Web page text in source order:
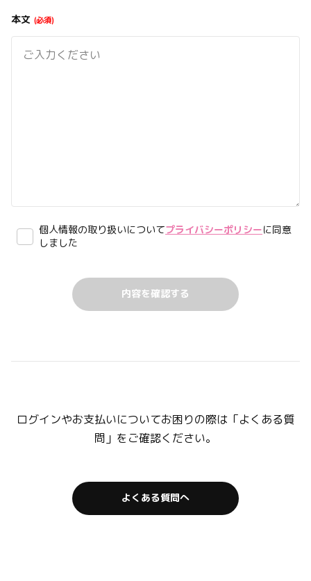
本文 必須
個人情報の取り扱いについてプライバシーポリシーに同意
しました
ログインやお支払いについてお困りの際は「よくある質
問」をご確認ください。
よくある質問へ